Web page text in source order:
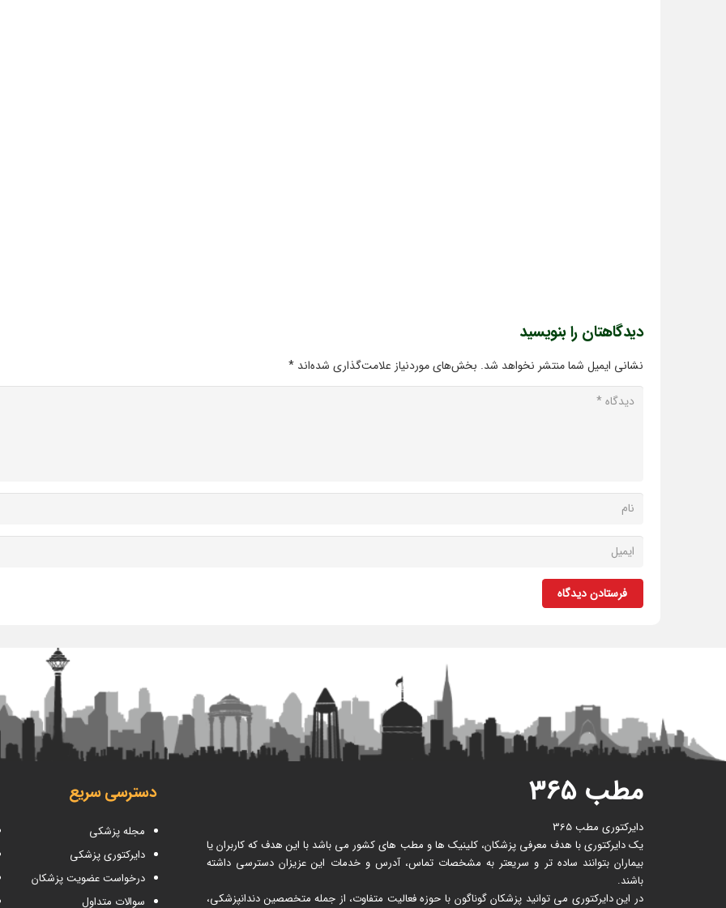
دیدگاهتان را بنویسید
نشانی ایمیل شما منتشر نخواهد شد. بخش‌های موردنیاز علامت‌گذاری شده‌اند *
فرستادن دیدگاه
مطب ۳۶۵
دایرکتوری مطب 365
یک دایرکتوری با هدف معرفی پزشکان، کلینیک ها و مطب های کشور می باشد با این هدف که کاربران یا
بیماران بتوانند ساده تر و سریعتر به مشخصات تماس، آدرس و خدمات این عزیزان دسترسی داشته
باشند.
در این دایرکتوری می توانید پزشکان گوناگون با حوزه فعالیت متفاوت، از جمله متخصصین دندانپزشکی،
دسترسی سریع
مجله پزشکی
دایرکتوری پزشکی
درخواست عضویت پزشکان
سوالات متداول